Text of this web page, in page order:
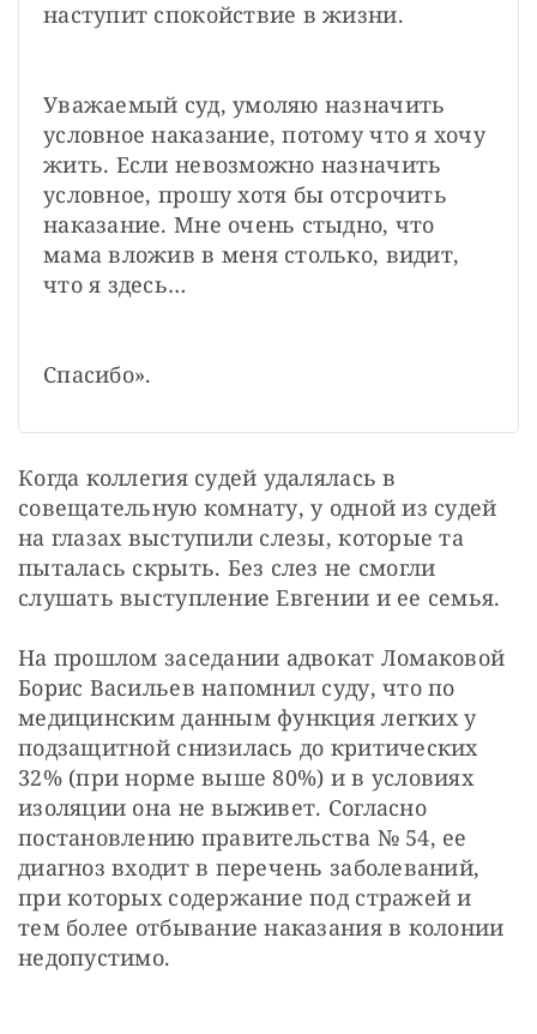
наступит спокойствие в жизни.
Уважаемый суд, умоляю назначить
условное наказание, потому что я хочу
жить. Если невозможно назначить
условное, прошу хотя бы отсрочить
наказание. Мне очень стыдно, что
мама вложив в меня столько, видит,
что я здесь…
Спасибо».
Когда коллегия судей удалялась в
совещательную комнату, у одной из судей
на глазах выступили слезы, которые та
пыталась скрыть. Без слез не смогли
слушать выступление Евгении и ее семья.
На прошлом заседании адвокат Ломаковой
Борис Васильев напомнил суду, что по
медицинским данным функция легких у
подзащитной снизилась до критических
32% (при норме выше 80%) и в условиях
изоляции она не выживет. Согласно
постановлению правительства № 54, ее
диагноз входит в перечень заболеваний,
при которых содержание под стражей и
тем более отбывание наказания в колонии
недопустимо.